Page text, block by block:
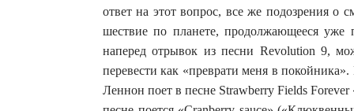
ответ на этот вопрос, все же подозрения о
шествие по планете, продолжающееся уже
наперед отрывок из песни Revolution 9,
перевести как «преврати меня в
Леннон поет в песне Strawberry Fields